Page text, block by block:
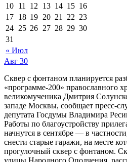
« Июл
10 11 12 13 14 15 16
17 18 19 20 21 22 23
24 25 26 27 28 29 30
31
Авг 30
Сквер с фонтаном планируется
«программе-200» православного
великомученика Дмитрия
западе Москвы, сообщает пресс-
депутата Госдумы Владимира
Работы по благоустройству
начнутся в сентябре — в
снести старые гаражи, на месте
прогулочный сквер с фонтаном.
улицы Народного Ополчения,